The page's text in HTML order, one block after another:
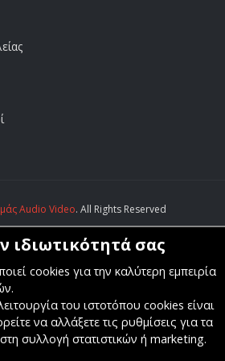
Audio Video. All Rights Reserved
Κατασκευή & Φιλοξενία
ιδιωτικότητά σας
cookies για την καλύτερη εμπειρία
του ιστοτόπου cookies είναι
να αλλάξετε τις ρυθμίσεις για τα
συλλογή στατιστικών ή marketing.